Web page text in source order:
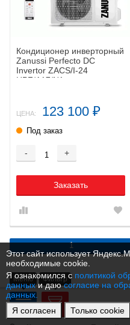
Этот сайт использует
необходимые cookie.
Я ознакомился с политикой
данныхи даюсогласие на
данных.
Я согласен
Только cookie
Кондиционер инверторный
Zanussi Perfecto DC
Invertor ZACS/I-24
HPF/A17/N1
ЦЕНА: 123 100 ₽
Под заказ
- +
Заказать
1
Контакты
Меню Фильтр